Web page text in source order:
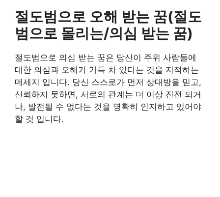
절도범으로 오해 받는 꿈(절도
범으로 몰리는/의심 받는 꿈)
절도범으로 의심 받는 꿈은 당신이 주위 사람들에
대한 의심과 오해가 가득 차 있다는 것을 지적하는
메세지 입니다. 당신 스스로가 먼저 상대방을 믿고,
신뢰하지 못하면, 서로의 관계는 더 이상 진전 되거
나, 발전될 수 없다는 것을 명확히 인지하고 있어야
할 것 입니다.